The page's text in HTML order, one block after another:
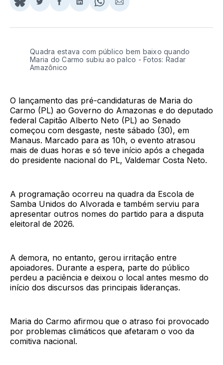
Share
BlueSky
Compartilhar
Twitter
Compartilhar
Facebook
Compartilhar
LinkedIn
Share
WhatsApp
Compartilhar
Email
Quadra estava com público bem baixo quando
Maria do Carmo subiu ao palco - Fotos: Radar
Amazônico
O lançamento das pré-candidaturas de Maria do
Carmo (PL) ao Governo do Amazonas e do deputado
federal Capitão Alberto Neto (PL) ao Senado
começou com desgaste, neste sábado (30), em
Manaus. Marcado para as 10h, o evento atrasou
mais de duas horas e só teve início após a chegada
do presidente nacional do PL, Valdemar Costa Neto.
A programação ocorreu na quadra da Escola de
Samba Unidos do Alvorada e também serviu para
apresentar outros nomes do partido para a disputa
eleitoral de 2026.
A demora, no entanto, gerou irritação entre
apoiadores. Durante a espera, parte do público
perdeu a paciência e deixou o local antes mesmo do
início dos discursos das principais lideranças.
Maria do Carmo afirmou que o atraso foi provocado
por problemas climáticos que afetaram o voo da
comitiva nacional.